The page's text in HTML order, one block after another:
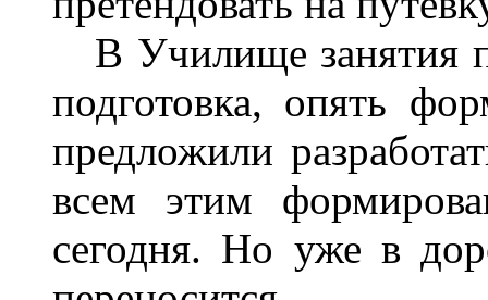
В Училище занятия
подготовка, опять
предложили
всем этим
сегодня. Но уже в